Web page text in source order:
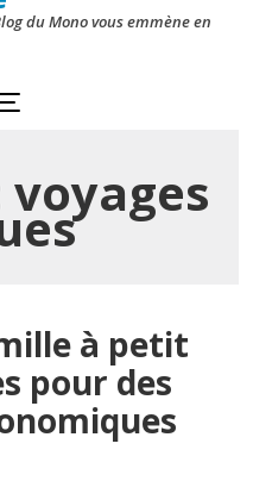
du Mono vous emmène en
voyages
à petit
pour des